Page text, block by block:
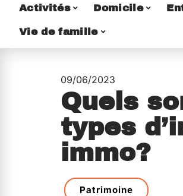
Activités Domicile
Vie de famille
09/06/2023
Quels
types
immo?
Patrimoine